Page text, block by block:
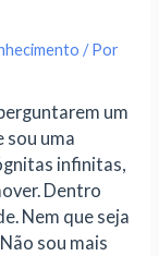
/ Por
um
sou uma
infinitas,
Dentro
Nem que seja
sou mais